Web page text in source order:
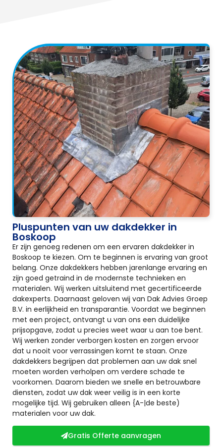
Pluspunten van uw dakdekker in
Boskoop
Er zijn genoeg redenen om een ervaren dakdekker in
Boskoop te kiezen. Om te beginnen is ervaring van groot
belang. Onze dakdekkers hebben jarenlange ervaring en
zijn goed getraind in de modernste technieken en
materialen. Wij werken uitsluitend met gecertificeerde
dakexperts. Daarnaast geloven wij van Dak Advies Groep
B.V. in eerlijkheid en transparantie. Voordat we beginnen
met een project, ontvangt u van ons een duidelijke
prijsopgave, zodat u precies weet waar u aan toe bent.
Wij werken zonder verborgen kosten en zorgen ervoor
dat u nooit voor verrassingen komt te staan. Onze
dakdekkers begrijpen dat problemen aan uw dak snel
moeten worden verholpen om verdere schade te
voorkomen. Daarom bieden we snelle en betrouwbare
diensten, zodat uw dak weer veilig is in een korte
mogelijke tijd. Wij gebruiken alleen {A-|de beste)
materialen voor uw dak.
Gratis Offerte aanvragen